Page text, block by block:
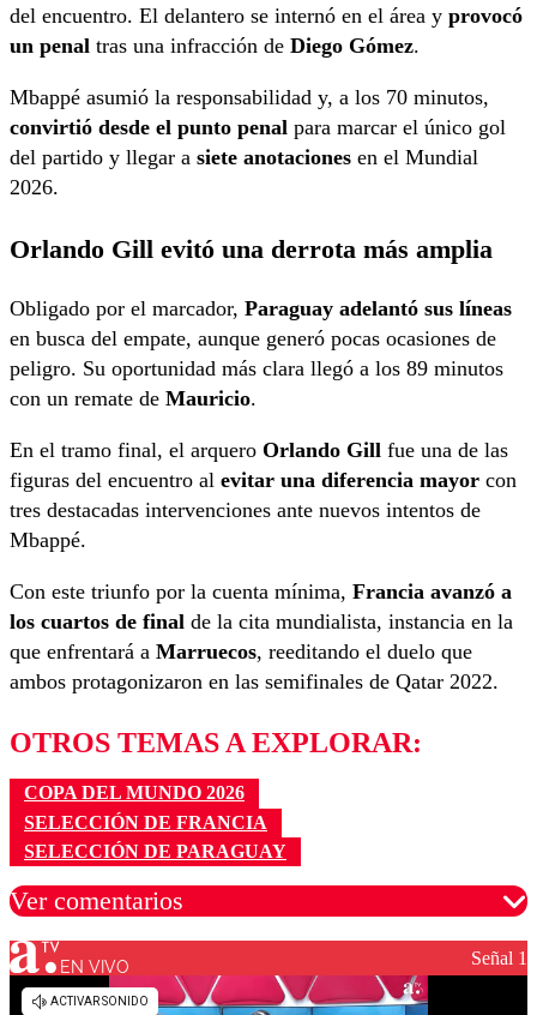
del encuentro. El delantero se internó en el área y provocó
un penal tras una infracción de Diego Gómez.
Mbappé asumió la responsabilidad y, a los 70 minutos,
convirtió desde el punto penal para marcar el único gol
del partido y llegar a siete anotaciones en el Mundial
2026.
Orlando Gill evitó una derrota más amplia
Obligado por el marcador, Paraguay adelantó sus líneas
en busca del empate, aunque generó pocas ocasiones de
peligro. Su oportunidad más clara llegó a los 89 minutos
con un remate de Mauricio.
En el tramo final, el arquero Orlando Gill fue una de las
figuras del encuentro al evitar una diferencia mayor con
tres destacadas intervenciones ante nuevos intentos de
Mbappé.
Con este triunfo por la cuenta mínima, Francia avanzó a
los cuartos de final de la cita mundialista, instancia en la
que enfrentará a Marruecos, reeditando el duelo que
ambos protagonizaron en las semifinales de Qatar 2022.
OTROS TEMAS A EXPLORAR:
COPA DEL MUNDO 2026
SELECCIÓN DE FRANCIA
SELECCIÓN DE PARAGUAY
Ver comentarios
Los comentarios son moderados para garantizar un
diálogo respetuoso.
EN VIVO Señal 1